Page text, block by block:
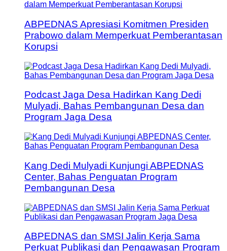
ABPEDNAS Apresiasi Komitmen Presiden
Prabowo dalam Memperkuat Pemberantasan
Korupsi
Podcast Jaga Desa Hadirkan Kang Dedi
Mulyadi, Bahas Pembangunan Desa dan
Program Jaga Desa
Kang Dedi Mulyadi Kunjungi ABPEDNAS
Center, Bahas Penguatan Program
Pembangunan Desa
ABPEDNAS dan SMSI Jalin Kerja Sama
Perkuat Publikasi dan Pengawasan Program